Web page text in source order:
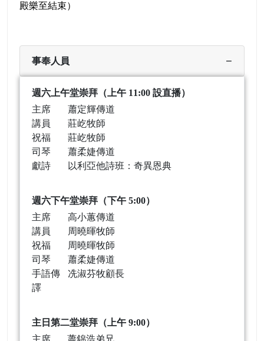
殿樂至結束）
事奉人員 −
週六上午堂崇拜（上午 11:00 設直播）
主席
蕭定輝傳道
講員
莊屹牧師
祝福
莊屹牧師
司琴
蕭柔婕傳道
獻詩
以利亞他詩班：奇異恩典
週六下午堂崇拜（下午 5:00）
主席
高小蕙傳道
講員
周曉暉牧師
祝福
周曉暉牧師
司琴
蕭柔婕傳道
手語傳
譯
冼淑芬牧顧長
主日第二堂崇拜（上午 9:00）